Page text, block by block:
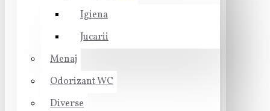
Igiena
Jucarii
Menaj
Odorizant WC
Diverse